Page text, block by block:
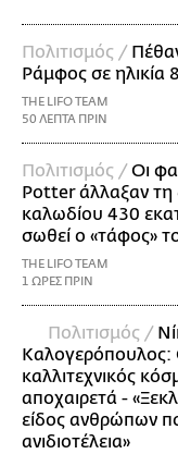
Πολιτισμός /
Ράμφος σε ηλικία
THE LIFO TEAM
50 ΛΕΠΤΑ ΠΡΙΝ
Πολιτισμός /Οι
Potter άλλαξαν τη
καλωδίου 430
σωθεί ο «τάφος»
THE LIFO TEAM
1 ΩΡΕΣ ΠΡΙΝ
Πολιτισμός /
Καλογερόπουλος:
καλλιτεχνικός
αποχαιρετά -
είδος ανθρώπων
ανιδιοτέλεια»